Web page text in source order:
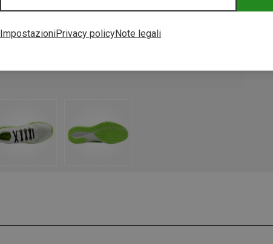
ImpostazioniPrivacy policyNote legali